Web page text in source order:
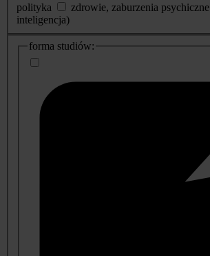
polityka
zdrowie, zaburzenia psychiczne
inteligencja)
dodatkowe
informacje
forma studiów: